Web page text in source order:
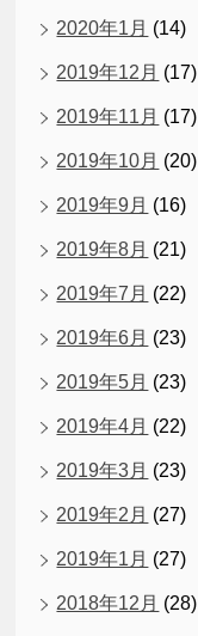
2020年1月 (14)
2019年12月 (17)
2019年11月 (17)
2019年10月 (20)
2019年9月 (16)
2019年8月 (21)
2019年7月 (22)
2019年6月 (23)
2019年5月 (23)
2019年4月 (22)
2019年3月 (23)
2019年2月 (27)
2019年1月 (27)
2018年12月 (28)